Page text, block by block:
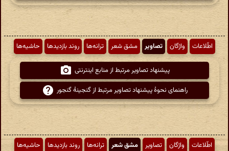
اطّلاعات واژگان تصاویر مشق شعر ترانه‌ها روند بازدیدها حاشیه‌ها
پیشنهاد تصاویر مرتبط از منابع اینترنتی
راهنمای نحوهٔ پیشنهاد تصاویر مرتبط از گنجینهٔ گنجور
اطّلاعات واژگان تصاویر مشق شعر ترانه‌ها روند بازدیدها
حاشیه‌ها